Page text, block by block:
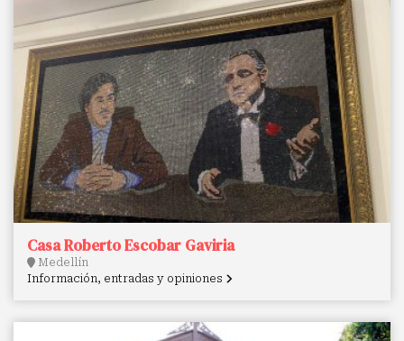
Casa Roberto Escobar Gaviria
Medellín
Información, entradas y opiniones